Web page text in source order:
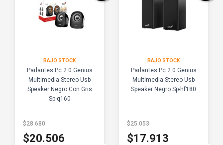
BAJO STOCK
Parlantes Pc 2.0 Genius
Multimedia Stereo Usb
Speaker Negro Con Gris
Sp-q160
$28.680
$20.506
BAJO STOCK
Parlantes Pc 2.0 Genius
Multimedia Stereo Usb
Speaker Negro Sp-hf180
$25.053
$17.913